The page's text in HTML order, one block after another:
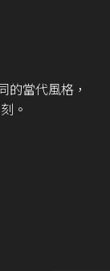
當代風格，
。